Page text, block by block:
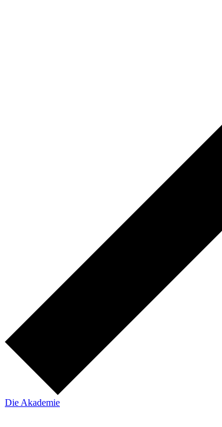
Die Akademie